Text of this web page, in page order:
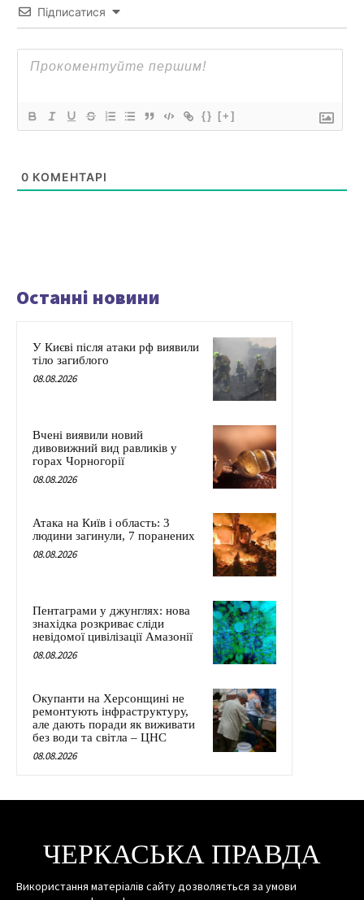
Підписатися
{} [+]
0 КОМЕНТАРІ
Останні новини
У Києві після атаки рф виявили
тіло загиблого
08.08.2026
Вчені виявили новий
дивовижний вид равликів у
горах Чорногорії
08.08.2026
Атака на Київ і область: 3
людини загинули, 7 поранених
08.08.2026
Пентаграми у джунглях: нова
знахідка розкриває сліди
невідомої цивілізації Амазонії
08.08.2026
Окупанти на Херсонщині не
ремонтують інфраструктуру,
але дають поради як виживати
без води та світла – ЦНС
08.08.2026
ЧЕРКАСЬКА ПРАВДА
Використання матеріалів сайту дозволяється за умови